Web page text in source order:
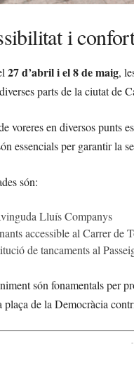
i
27 d’abril i el 8 de maig,
parts de la ciutat de
voreres en diversos punts
essencials per garantir la
són:
Lluís Companys
accessible al Carrer de
de tancaments al
són fonamentals per
plaça de la Democràcia